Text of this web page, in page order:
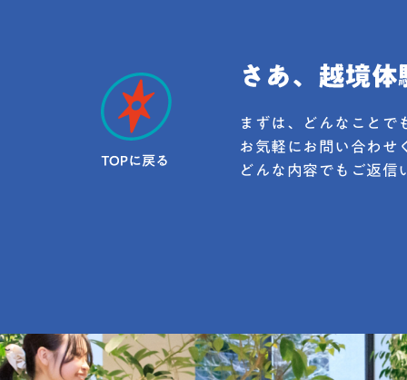
まずは、どんなことで
お気軽にお問い合わせ
どんな内容でもご返信